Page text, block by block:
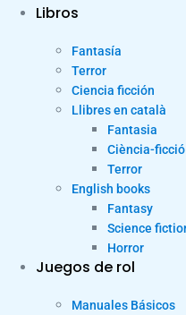
Libros
Fantasía
Terror
Ciencia ficción
Llibres en català
Fantasia
Ciència-ficció
Terror
English books
Fantasy
Science
Horror
Juegos de rol
Manuales Básicos